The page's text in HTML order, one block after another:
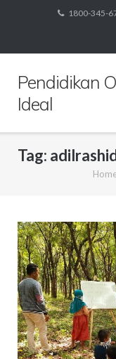
1800-345-
Pendidikan
Ideal
Tag: